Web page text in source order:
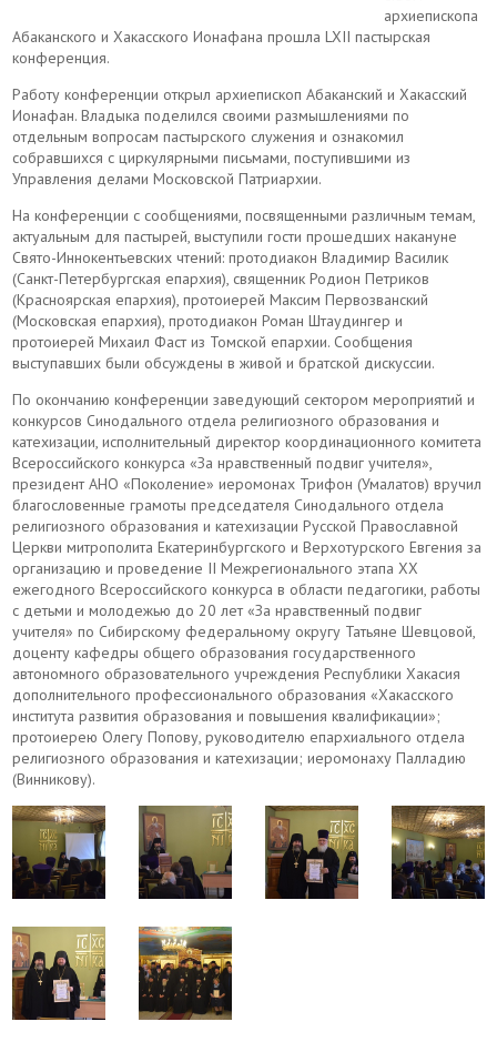
архиепископа
Абаканского и Хакасского Ионафана прошла LXII пастырская
конференция.
Работу конференции открыл архиепископ Абаканский и Хакасский
Ионафан. Владыка поделился своими размышлениями по
отдельным вопросам пастырского служения и ознакомил
собравшихся с циркулярными письмами, поступившими из
Управления делами Московской Патриархии.
На конференции с сообщениями, посвященными различным темам,
актуальным для пастырей, выступили гости прошедших накануне
Свято-Иннокентьевских чтений: протодиакон Владимир Василик
(Санкт-Петербургская епархия), священник Родион Петриков
(Красноярская епархия), протоиерей Максим Первозванский
(Московская епархия), протодиакон Роман Штаудингер и
протоиерей Михаил Фаст из Томской епархии. Сообщения
выступавших были обсуждены в живой и братской дискуссии.
По окончанию конференции заведующий сектором мероприятий и
конкурсов Синодального отдела религиозного образования и
катехизации, исполнительный директор координационного комитета
Всероссийского конкурса «За нравственный подвиг учителя»,
президент АНО «Поколение» иеромонах Трифон (Умалатов) вручил
благословенные грамоты председателя Синодального отдела
религиозного образования и катехизации Русской Православной
Церкви митрополита Екатеринбургского и Верхотурского Евгения за
организацию и проведение II Межрегионального этапа XX
ежегодного Всероссийского конкурса в области педагогики, работы
с детьми и молодежью до 20 лет «За нравственный подвиг
учителя» по Сибирскому федеральному округу Татьяне Шевцовой,
доценту кафедры общего образования государственного
автономного образовательного учреждения Республики Хакасия
дополнительного профессионального образования «Хакасского
института развития образования и повышения квалификации»;
протоиерею Олегу Попову, руководителю епархиального отдела
религиозного образования и катехизации; иеромонаху Палладию
(Винникову).